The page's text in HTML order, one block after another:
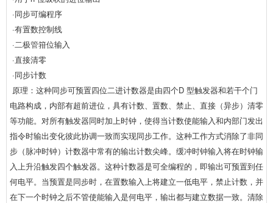
·同步可编程序
·有置数控制线
·二极管箝位输入
·直接清零
·同步计数
原理：这种同步可预置四位二进计数器是由四个D 型触发器和若干个门
电路构成，内部有超前进位，具有计数、置数、禁止、直接（异步）清零
等功能。对所有触发器同时加上时钟，使得当计数使能输入和内部门发出
指令时输出变化彼此协调一致而实现同步工作。这种工作方式消除了非同
步（脉冲时钟）计数器中常有的输出计数尖峰。缓冲时钟输入将在时钟输
入上升沿触发四个触发器。这种计数器是可全编程的，即输出可预置到任
何电平。当预置是同步时，在置数输入上将建立一低电平，禁止计数，并
在下一个时钟之后不管使能输入是何电平，输出都与建立数据一致。清除